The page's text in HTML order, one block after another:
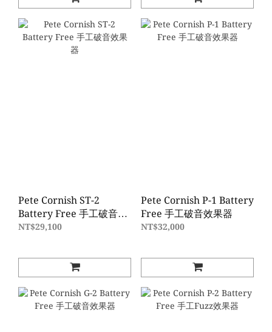
Pete Cornish ST-2
Battery Free 手工破音效
果器
NT$29,100
Pete Cornish P-1 Battery
Free 手工破音效果器
NT$32,000